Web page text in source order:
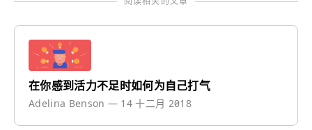
在你感到活力不足时如何为自己打气
Adelina Benson — 14 十二月 2018